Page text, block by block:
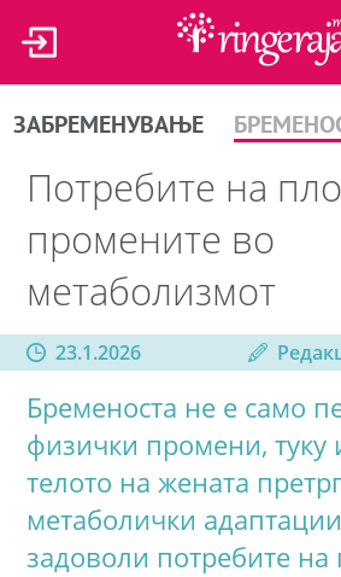
ЗАБРЕМЕНУВАЊЕ
Потребите на
промените во
метаболизмот
23.1.2026
Бременоста не е само
физички промени, туку
телото на жената
метаболички
задоволи потребите на